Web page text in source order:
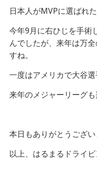
日本人がMVPに選ばれ
今年9月に右ひじを手術
んでしたが、来年は万
すね。
一度はアメリカで大谷選
来年のメジャーリーグも
本日もありがとうござい
以上、はるまるドライ